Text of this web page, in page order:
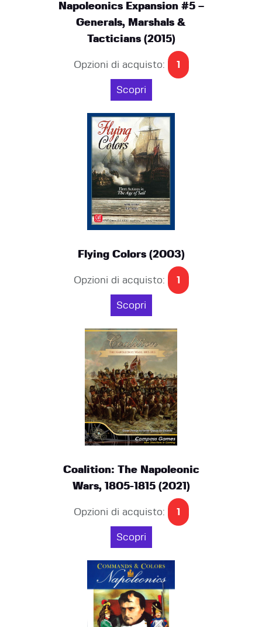
Napoleonics Expansion #5 –
Generals, Marshals &
Tacticians (2015)
Opzioni di acquisto: 1
Scopri
Flying Colors (2003)
Opzioni di acquisto: 1
Scopri
Coalition: The Napoleonic
Wars, 1805-1815 (2021)
Opzioni di acquisto: 1
Scopri